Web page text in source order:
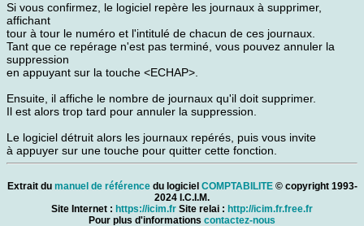
Si vous confirmez, le logiciel repère les journaux à supprimer,
affichant
tour à tour le numéro et l'intitulé de chacun de ces journaux.
Tant que ce repérage n'est pas terminé, vous pouvez annuler la
suppression
en appuyant sur la touche <ECHAP>.
Ensuite, il affiche le nombre de journaux qu'il doit supprimer.
Il est alors trop tard pour annuler la suppression.
Le logiciel détruit alors les journaux repérés, puis vous invite
à appuyer sur une touche pour quitter cette fonction.
Extrait du manuel de référencedu logiciel COMPTABILITE© copyright 1993-
2024 I.C.I.M.
Site Internet : https://icim.fr Site relai : http://icim.fr.free.fr
Pour plus d'informations contactez-nous